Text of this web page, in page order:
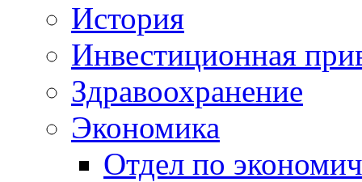
История
Инвестиционная
Здравоохранение
Экономика
Отдел по